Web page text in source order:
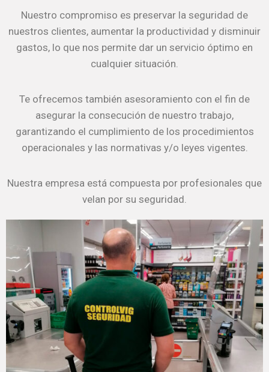
Nuestro compromiso es preservar la seguridad de
nuestros clientes, aumentar la productividad y disminuir
gastos, lo que nos permite dar un servicio óptimo en
cualquier situación.
Te ofrecemos también asesoramiento con el fin de
asegurar la consecución de nuestro trabajo,
garantizando el cumplimiento de los procedimientos
operacionales y las normativas y/o leyes vigentes.
Nuestra empresa está compuesta por profesionales que
velan por su seguridad.